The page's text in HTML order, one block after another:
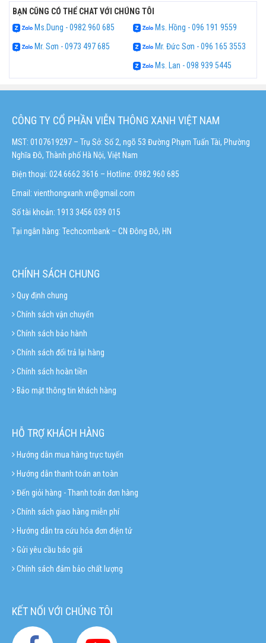
BẠN CŨNG CÓ THỂ CHAT VỚI CHÚNG TÔI
Ms.Dung - 0982 960 685
Ms. Hồng - 096 191 9559
Mr. Sơn - 0973 497 685
Mr. Đức Sơn - 096 165 3553
Ms. Lan - 098 939 5445
CÔNG TY CỔ PHẦN VIỄN THÔNG XANH VIỆT NAM
MST: 0107619297 – Trụ Sở: Số 2, ngõ 53 Đường Phạm Tuấn Tài, Phường
Nghĩa Đô, Thành phố Hà Nội, Việt Nam
Điện thoại: 024.6662 3616 – Hotline: 0982 960 685
Email: vienthongxanh.vn@gmail.com
Số tài khoản: 1913 3456 039 015
Tại ngân hàng: Techcombank – CN Đông Đô, HN
CHÍNH SÁCH CHUNG
Quy định chung
Chính sách vận chuyển
Chính sách bảo hành
Chính sách đổi trả lại hàng
Chính sách hoàn tiền
Bảo mật thông tin khách hàng
HỖ TRỢ KHÁCH HÀNG
Hướng dẫn mua hàng trực tuyến
Hướng dẫn thanh toán an toàn
Đến giỏi hàng - Thanh toán đơn hàng
Chính sách giao hàng miễn phí
Hướng dẫn tra cứu hóa đơn điện tử
Gửi yêu cầu báo giá
Chính sách đảm bảo chất lượng
KẾT NỐI VỚI CHÚNG TÔI